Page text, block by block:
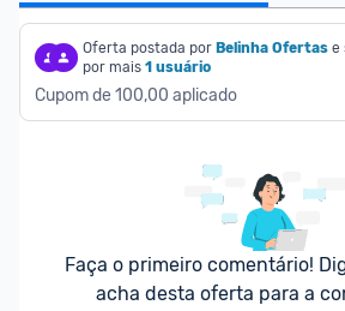
Para maior segurança da
são aceitas ofertas de Lojas
vendedores que representam
pelo Shopee.
As promoções são verificadas
preços devem estar na média ou
dos últimos 3 meses, assim como
outras lojas.
Oferta postada por Belinha Ofertas e
por mais 1 usuário
Cupom de 100,00 aplicado
Faça o primeiro comentário!
acha desta oferta para a